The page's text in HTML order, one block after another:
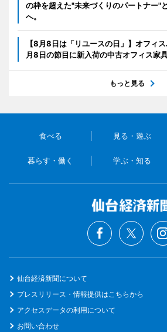
の枠を超えた"未来づくりのパートナー"
へ。
【8月8日は「リユースの日」】オフィ
月8日の節目に新入荷の中古オフィス家
もっと見る
食べる 見る・遊ぶ
暮らす・働く 学ぶ・知る
仙台経済新聞について
プレスリリース・情報提供はこちらから
アクセスデータの利用について
お問い合わせ